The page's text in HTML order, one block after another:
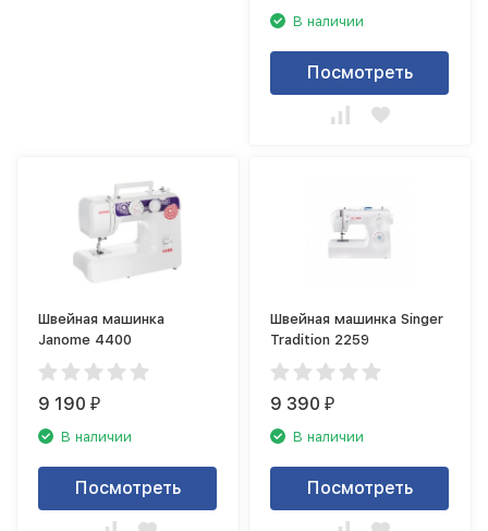
В наличии
Посмотреть
Швейная машинка
Janome 4400
9 190₽
В наличии
Посмотреть
Швейная машинка Singer
Tradition 2259
9 390₽
В наличии
Посмотреть